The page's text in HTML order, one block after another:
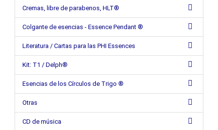
Cremas, libre de parabenos, HLT®
Colgante de esencias - Essence Pendant ®
Literatura / Cartas para las PHI Essences
Kit: T1 / Delph®
Esencias de los Círculos de Trigo ®
Otras
CD de música